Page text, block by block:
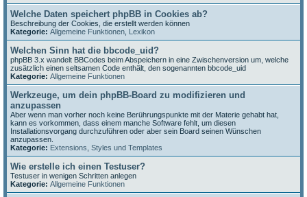
Welche Daten speichert phpBB in Cookies ab?
Beschreibung der Cookies, die erstellt werden können
Kategorie: Allgemeine Funktionen Lexikon
Welchen Sinn hat die bbcode_uid?
phpBB 3.x wandelt BBCodes beim Abspeichern in eine Zwischenversion um, welche
zusätzlich einen seltsamen Code enthält, den sogenannten bbcode_uid
Kategorie: Allgemeine Funktionen
Werkzeuge, um dein phpBB-Board zu modifizieren und
anzupassen
Aber wenn man vorher noch keine Berührungspunkte mit der Materie gehabt hat,
kann es vorkommen, dass einem manche Software fehlt, um diesen
Installationsvorgang durchzuführen oder aber sein Board seinen Wünschen
anzupassen.
Kategorie: Extensions Styles und Templates
Wie erstelle ich einen Testuser?
Testuser in wenigen Schritten anlegen
Kategorie: Allgemeine Funktionen